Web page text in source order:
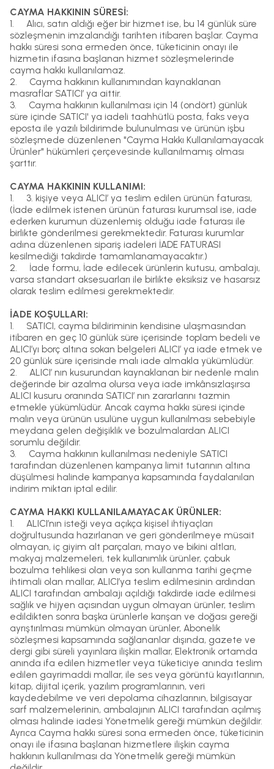
CAYMA HAKKININ SÜRESİ:
1.
Alıcı, satın aldığı eğer bir hizmet ise, bu 14 günlük süre
sözleşmenin imzalandığı tarihten itibaren başlar. Cayma
hakkı süresi sona ermeden önce, tüketicinin onayı ile
hizmetin ifasına başlanan hizmet sözleşmelerinde
cayma hakkı kullanılamaz.
2.
Cayma hakkının kullanımından kaynaklanan
masraflar SATICI’ ya aittir.
3.
Cayma hakkının kullanılması için 14 (ondört) günlük
süre içinde SATICI' ya iadeli taahhütlü posta, faks veya
eposta ile yazılı bildirimde bulunulması ve ürünün işbu
sözleşmede düzenlenen "Cayma Hakkı Kullanılamayacak
Ürünler" hükümleri çerçevesinde kullanılmamış olması
şarttır.
CAYMA HAKKININ KULLANIMI:
1.
3. kişiye veya ALICI’ ya teslim edilen ürünün faturası,
(İade edilmek istenen ürünün faturası kurumsal ise, iade
ederken kurumun düzenlemiş olduğu iade faturası ile
birlikte gönderilmesi gerekmektedir. Faturası kurumlar
adına düzenlenen sipariş iadeleri İADE FATURASI
kesilmediği takdirde tamamlanamayacaktır.)
2.
İade formu, İade edilecek ürünlerin kutusu, ambalajı,
varsa standart aksesuarları ile birlikte eksiksiz ve hasarsız
olarak teslim edilmesi gerekmektedir.
İADE KOŞULLARI:
1.
SATICI, cayma bildiriminin kendisine ulaşmasından
itibaren en geç 10 günlük süre içerisinde toplam bedeli ve
ALICI’yı borç altına sokan belgeleri ALICI’ ya iade etmek ve
20 günlük süre içerisinde malı iade almakla yükümlüdür.
2.
ALICI’ nın kusurundan kaynaklanan bir nedenle malın
değerinde bir azalma olursa veya iade imkânsızlaşırsa
ALICI kusuru oranında SATICI’ nın zararlarını tazmin
etmekle yükümlüdür. Ancak cayma hakkı süresi içinde
malın veya ürünün usulüne uygun kullanılması sebebiyle
meydana gelen değişiklik ve bozulmalardan ALICI
sorumlu değildir.
3.
Cayma hakkının kullanılması nedeniyle SATICI
tarafından düzenlenen kampanya limit tutarının altına
düşülmesi halinde kampanya kapsamında faydalanılan
indirim miktarı iptal edilir.
CAYMA HAKKI KULLANILAMAYACAK ÜRÜNLER:
1.
ALICI’nın isteği veya açıkça kişisel ihtiyaçları
doğrultusunda hazırlanan ve geri gönderilmeye müsait
olmayan, iç giyim alt parçaları, mayo ve bikini altları,
makyaj malzemeleri, tek kullanımlık ürünler, çabuk
bozulma tehlikesi olan veya son kullanma tarihi geçme
ihtimali olan mallar, ALICI’ya teslim edilmesinin ardından
ALICI tarafından ambalajı açıldığı takdirde iade edilmesi
sağlık ve hijyen açısından uygun olmayan ürünler, teslim
edildikten sonra başka ürünlerle karışan ve doğası gereği
ayrıştırılması mümkün olmayan ürünler, Abonelik
sözleşmesi kapsamında sağlananlar dışında, gazete ve
dergi gibi süreli yayınlara ilişkin mallar, Elektronik ortamda
anında ifa edilen hizmetler veya tüketiciye anında teslim
edilen gayrimaddi mallar, ile ses veya görüntü kayıtlarının,
kitap, dijital içerik, yazılım programlarının, veri
kaydedebilme ve veri depolama cihazlarının, bilgisayar
sarf malzemelerinin, ambalajının ALICI tarafından açılmış
olması halinde iadesi Yönetmelik gereği mümkün değildir.
Ayrıca Cayma hakkı süresi sona ermeden önce, tüketicinin
onayı ile ifasına başlanan hizmetlere ilişkin cayma
hakkının kullanılması da Yönetmelik gereği mümkün